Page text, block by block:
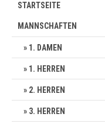
STARTSEITE
MANNSCHAFTEN
1. DAMEN
1. HERREN
2. HERREN
3. HERREN